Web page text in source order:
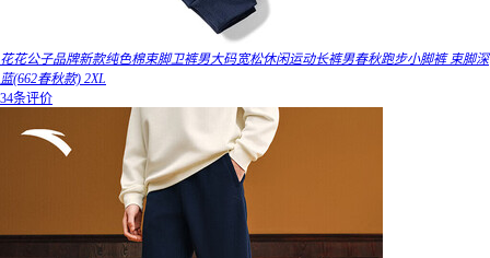
花花公子品牌新款纯色棉束脚卫裤男大码宽松休闲运动长裤男春秋跑步小脚裤 束脚深
蓝(662春秋款) 2XL
34条评价